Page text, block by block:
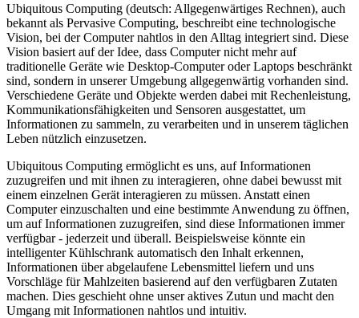
Ubiquitous Computing (deutsch: Allgegenwärtiges Rechnen), auch
bekannt als Pervasive Computing, beschreibt eine technologische
Vision, bei der Computer nahtlos in den Alltag integriert sind. Diese
Vision basiert auf der Idee, dass Computer nicht mehr auf
traditionelle Geräte wie Desktop-Computer oder Laptops beschränkt
sind, sondern in unserer Umgebung allgegenwärtig vorhanden sind.
Verschiedene Geräte und Objekte werden dabei mit Rechenleistung,
Kommunikationsfähigkeiten und Sensoren ausgestattet, um
Informationen zu sammeln, zu verarbeiten und in unserem täglichen
Leben nützlich einzusetzen.
Ubiquitous Computing ermöglicht es uns, auf Informationen
zuzugreifen und mit ihnen zu interagieren, ohne dabei bewusst mit
einem einzelnen Gerät interagieren zu müssen. Anstatt einen
Computer einzuschalten und eine bestimmte Anwendung zu öffnen,
um auf Informationen zuzugreifen, sind diese Informationen immer
verfügbar - jederzeit und überall. Beispielsweise könnte ein
intelligenter Kühlschrank automatisch den Inhalt erkennen,
Informationen über abgelaufene Lebensmittel liefern und uns
Vorschläge für Mahlzeiten basierend auf den verfügbaren Zutaten
machen. Dies geschieht ohne unser aktives Zutun und macht den
Umgang mit Informationen nahtlos und intuitiv.